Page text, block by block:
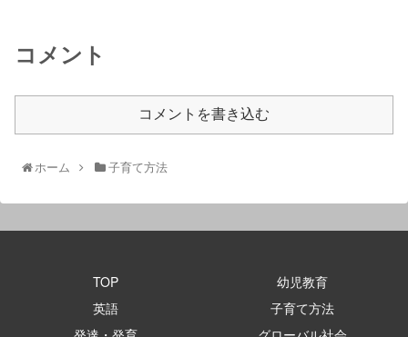
コメント
コメントを書き込む
ホーム 子育て方法
TOP
幼児教育
英語
子育て方法